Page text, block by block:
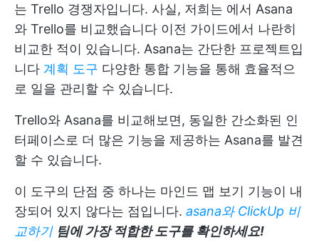
는 Trello 경쟁자입니다. 사실, 저희는 에서 Asana
와 Trello를 비교했습니다 이전 가이드에서 나란히
비교한 적이 있습니다. Asana는 간단한 프로젝트입
니다 계획 도구 다양한 통합 기능을 통해 효율적으
로 일을 관리할 수 있습니다.
Trello와 Asana를 비교해보면, 동일한 간소화된 인
터페이스로 더 많은 기능을 제공하는 Asana를 발견
할 수 있습니다.
이 도구의 단점 중 하나는 마인드 맵 보기 기능이 내
장되어 있지 않다는 점입니다. asana와 ClickUp 비
교하기 팀에 가장 적합한 도구를 확인하세요!